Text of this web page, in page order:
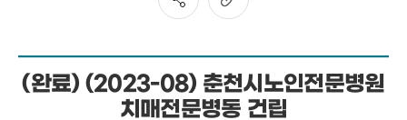
(완료) (2023-08) 춘천시노인전문병원
치매전문병동 건립